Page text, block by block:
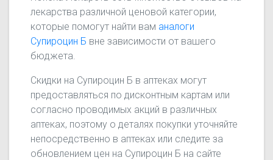
лекарства различной ценовой категории,
которые помогут найти вам аналоги
Супироцин Б вне зависимости от вашего
бюджета.
Скидки на Супироцин Б в аптеках могут
предоставляться по дисконтным картам или
согласно проводимых акций в различных
аптеках, поэтому о деталях покупки уточняйте
непосредственно в аптеках или следите за
обновлением цен на Супироцин Б на сайте